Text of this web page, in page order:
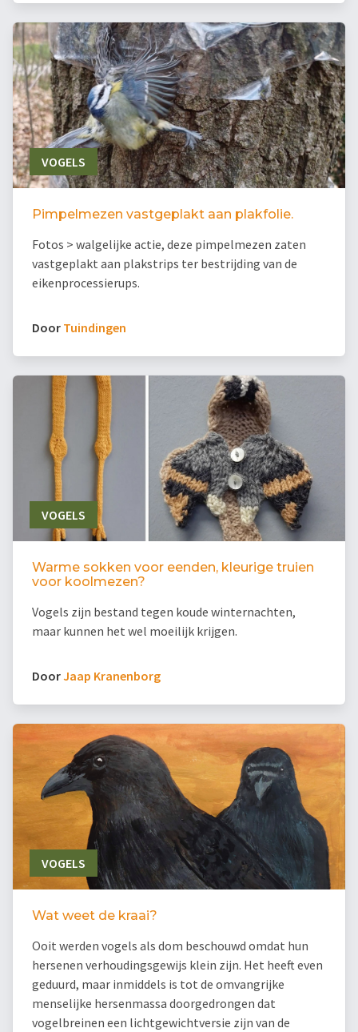
VOGELS
Pimpelmezen vastgeplakt aan plakfolie.
Fotos > walgelijke actie, deze pimpelmezen zaten
vastgeplakt aan plakstrips ter bestrijding van de
eikenprocessierups.
Door Tuindingen
VOGELS
Warme sokken voor eenden, kleurige truien
voor koolmezen?
Vogels zijn bestand tegen koude winternachten,
maar kunnen het wel moeilijk krijgen.
DoorJaap Kranenborg
VOGELS
Wat weet de kraai?
Ooit werden vogels als dom beschouwd omdat hun
hersenen verhoudingsgewijs klein zijn. Het heeft even
geduurd, maar inmiddels is tot de omvangrijke
menselijke hersenmassa doorgedrongen dat
vogelbreinen een lichtgewichtversie zijn van de